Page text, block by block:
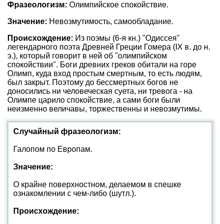
Фразеологизм: Олимпийское спокойствие.
Значение: Невозмутимость, самообладание.
Происхождение: Из поэмы (6-я кн.) "Одиссея"
легендарного поэта Древней Греции Гомера (IX в. до н.
э.), который говорит в ней об "олимпийском
спокойствии". Боги древних греков обитали на горе
Олимп, куда вход простым смертным, то есть людям,
был закрыт. Поэтому до бессмертных богов не
доносились ни человеческая суета, ни тревога - на
Олимпе царило спокойствие, а сами боги были
неизменно величавы, торжественны и невозмутимы.
Случайный фразеологизм:
Галопом по Европам.
Значение:
О крайне поверхностном, делаемом в спешке
ознакомлении с чем-либо (шутл.).
Происхождение: